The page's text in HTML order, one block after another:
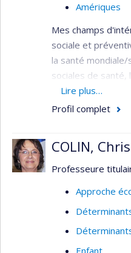
Amériques
Mes champs
sociale et
la santé
sociales de santé,
le racisme, le
Caraïbes. Ceux-ci
publique et
possède une
Frontières) dans
centre urbain et
(Philippines),
Lire plus…
Profil complet
COLIN,
Professeure
Approche
Enfant